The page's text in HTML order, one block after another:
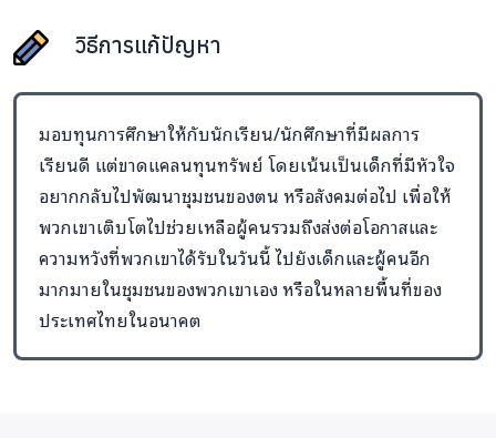
เหลือผู้คนได้อีกมากมายจากการเป็นทันตแพทย์ของหนู
ส่งต่อความช่วยเหลือและทำประโยชน์ให้กับผู้อื่นและสังคมต่อ
ไปค่ะ"
นางสาวพิชามญช์ุ เอื้อมงคล นักศึกษาทุน Hope Scholarship
รุ่นที่ 1 จบเกียรตินิยมอันดับ 2 (GPA 3.56) สาขาทันต
แพทยศาสตร์ คณะทันตแพทยศาสตร์ มหาวิทยาแม่ฟ้าหลวง
"หนูขอขอบคุณผู้สนับสนุนทุกๆท่านจากใจที่ได้มอบทุนการ
ศึกษาให้กับทางมูลนิธิเรดิออน ในโครงการ Hope
วิธีการแก้ปัญหา
มอบทุนการศึกษาให้กับนักเรียน/นักศึกษาที่มีผลการ
เรียนดี แต่ขาดแคลนทุนทรัพย์ โดยเน้นเป็นเด็กที่มีหัวใจ
อยากกลับไปพัฒนาชุมชนของตน หรือสังคมต่อไป เพื่อให้
พวกเขาเติบโตไปช่วยเหลือผู้คนรวมถึงส่งต่อโอกาสและ
ความหวังที่พวกเขาได้รับในวันนี้ ไปยังเด็กและผู้คนอีก
มากมายในชุมชนของพวกเขาเอง หรือในหลายพื้นที่ของ
ประเทศไทยในอนาคต